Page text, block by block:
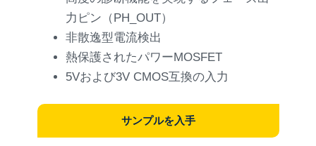
力ピン（PH_OUT）
非散逸型電流検出
熱保護されたパワーMOSFET
5Vおよび3V CMOS互換の入力
サンプルを入手